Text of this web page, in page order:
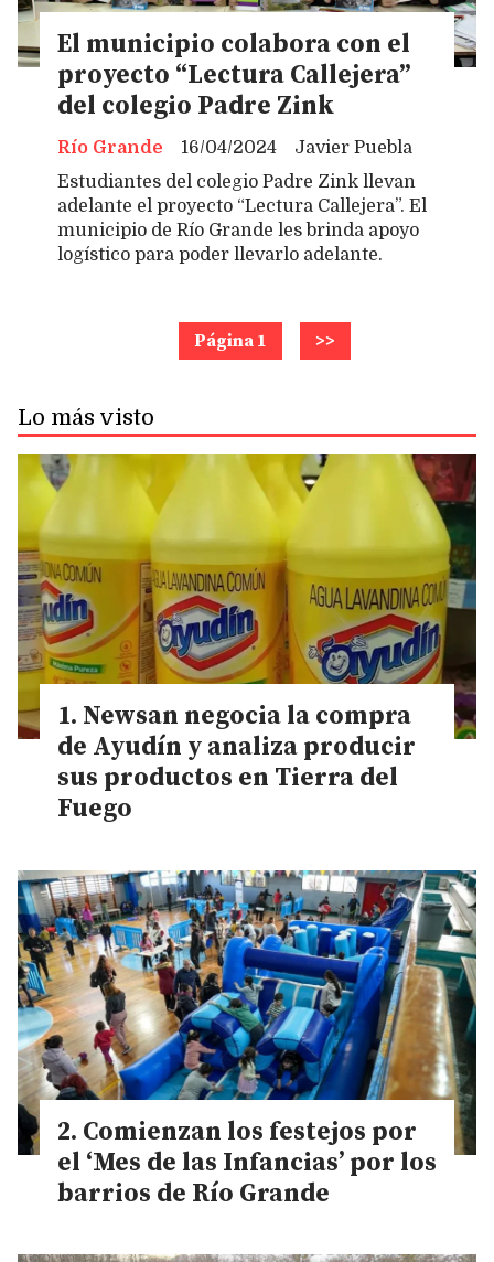
El municipio colabora con el
proyecto “Lectura Callejera”
del colegio Padre Zink
Javier Puebla
Río Grande
16/04/2024
Estudiantes del colegio Padre Zink llevan
adelante el proyecto “Lectura Callejera”. El
municipio de Río Grande les brinda apoyo
logístico para poder llevarlo adelante.
Página 1 >>
Lo más visto
Newsan negocia la compra
de Ayudín y analiza producir
sus productos en Tierra del
Fuego
Comienzan los festejos por
el ‘Mes de las Infancias’ por los
barrios de Río Grande